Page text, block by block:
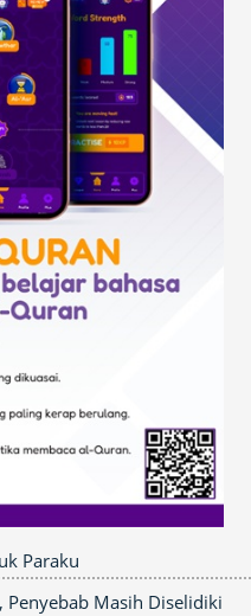
Paraku
Penyebab Masih Diselidiki